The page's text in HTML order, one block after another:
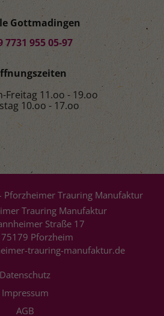
Gottmadingen
7731 955 05-97
Freitag 11.oo - 19.oo
10.oo - 17.oo
Pforzheimer Trauring Manufaktur
Trauring Manufaktur
Straße 17
75179 Pforzheim
trauring-manufaktur.de
Datenschutz
Impressum
AGB